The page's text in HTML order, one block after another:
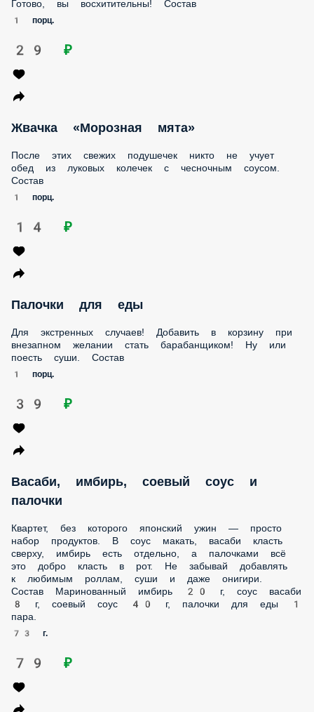
29 ₽
Жвачка «Морозная мята»
После этих свежих подушечек никто не учует обед из
луковых колечек с чесночным соусом. Состав
1 порц.
14 ₽
Палочки для еды
внезапном желании стать барабанщиком! Ну или поесть
1 порц.
39 ₽
Васаби, имбирь, соевый соус и палочки
продуктов. В соус макать, васаби класть сверху, имбирь
есть отдельно, а палочками всё это добро класть в рот. Не
забывай добавлять к любимым роллам, суши и даже
г, соевый соус 40 г, палочки для еды 1 пара.
73 г.
79 ₽
Главарь японской гастро-мафии, но слабоват без своих
корешей — жгучего васаби и пряного имбиря. Прихвати и
их на разборку с суши. Состав